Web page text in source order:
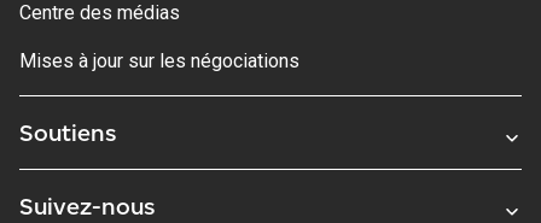
Centre des médias
Mises à jour sur les négociations
Soutiens
Suivez-nous